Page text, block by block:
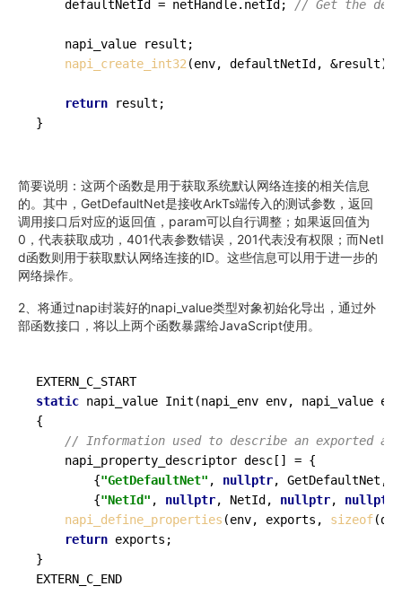
    defaultNetId = netHandle.netId;
// Get the
    napi_value result;
napi_create_int32 (env, defaultNetId, &result);
return result;
简要说明：这两个函数是用于获取系统默认网络连接的相关信息
的。其中，GetDefaultNet是接收ArkTs端传入的测试参数，返回
调用接口后对应的返回值，param可以自行调整；如果返回值为
0，代表获取成功，401代表参数错误，201代表没有权限；而NetI
d函数则用于获取默认网络连接的ID。这些信息可以用于进一步的
网络操作。
2、将通过napi封装好的napi_value类型对象初始化导出，通过外
部函数接口，将以上两个函数暴露给JavaScript使用。
static napi_value Init (napi_env env, napi_value
{
// Information used to describe an exported
    napi_property_descriptor desc[] = {
        {
"GetDefaultNet" , nullptr, GetDefaultNet,
        {
"NetId" , nullptr, NetId, nullptr, nullptr
napi_define_properties (env, exports, sizeof
return exports;
}